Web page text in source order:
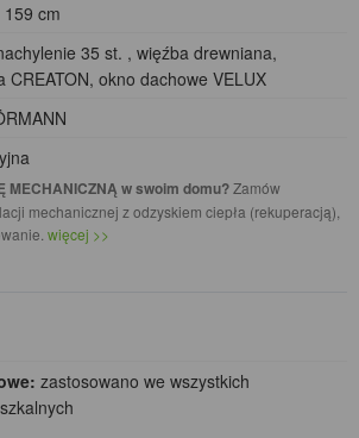
159 cm
35 st. , więźba drewniana,
CREATON, okno dachowe VELUX
MECHANICZNĄ w swoim domu?Zamów
mechanicznej z odzyskiem ciepła (rekuperacją),
więcej >>
zastosowano we wszystkich